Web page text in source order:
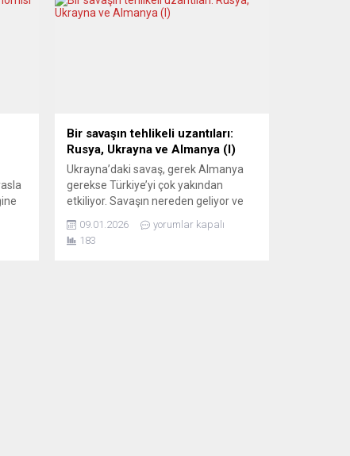
Bir savaşın tehlikeli uzantıları:
Rusya, Ukrayna ve Almanya (I)
Ukrayna’daki savaş, gerek Almanya
gerekse Türkiye’yi çok yakından
etkiliyor. Savaşın nereden geliyor ve
nereye gittiğine, bu hafta ve
önümüzdeki haftalarda bir göz
atacağız. Şöyle bir algıyla
09.01.2026
yorumlar kapalı
183